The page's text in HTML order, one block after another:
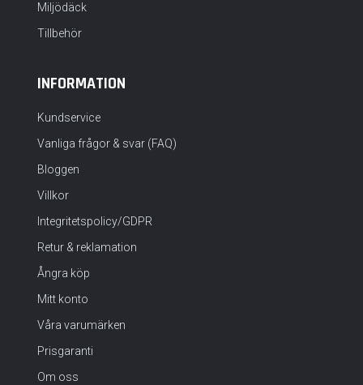
Miljödäck
Tillbehör
INFORMATION
Kundservice
Vanliga frågor & svar (FAQ)
Bloggen
Villkor
Integritetspolicy/GDPR
Retur & reklamation
Ångra köp
Mitt konto
Våra varumärken
Prisgaranti
Om oss